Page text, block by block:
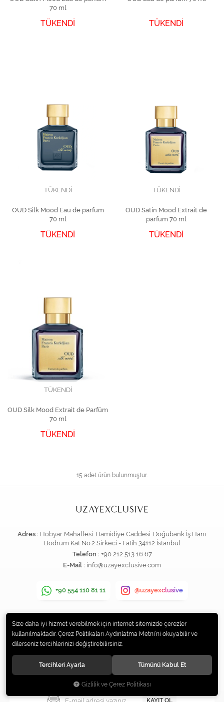
70 ml
TÜKENDİ TÜKENDİ
TÜKENDİ
OUD Silk Mood Eau de parfum
70 ml
TÜKENDİ
TÜKENDİ
OUD Satin Mood Extrait de
parfum 70 ml
TÜKENDİ
TÜKENDİ
OUD Silk Mood Extrait de Parfüm
70 ml
TÜKENDİ
15 adet ürün bulunmuştur.
Adres : Hobyar Mahallesi. Hamidiye Caddesi. Doğubank İş Hanı.
Bodrum Kat No:2 Sirkeci - Fatih 34112 İstanbul
Telefon : +90 212 513 16 67
E-Mail : info@uzayexclusive.com
+90 554 110 81 11 @uzayexclusive
KURUMSAL
ÖDEME
İLETİŞİM
KAYIT OL
Size daha iyi hizmet verebilmek için internet sitemizde çerezler
kullanılmaktadır. Çerez Politikaları Aydınlatma Metni’ni okuyabilir ve
dilerseniz tercihlerinizi değiştirebilirsiniz.
Tercihleri Ayarla Tümünü Kabul Et
Gizlilik ve Çerez Politikası